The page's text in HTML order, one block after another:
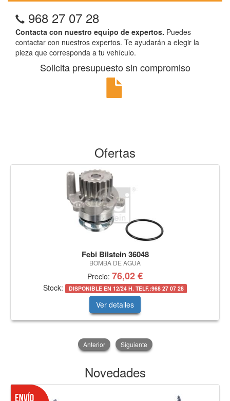
968 27 07 28
Contacta con nuestro equipo de expertos. Puedes
contactar con nuestros expertos. Te ayudarán a elegir la
pieza que corresponda a tu vehículo.
Solicita presupuesto sin compromiso
Ofertas
Febi Bilstein 36048
BOMBA DE AGUA
Precio: 76,02 €
Stock: DISPONIBLE EN 12/24 H. TELF.:968 27 07 28
Ver detalles
Anterior Siguiente
Novedades